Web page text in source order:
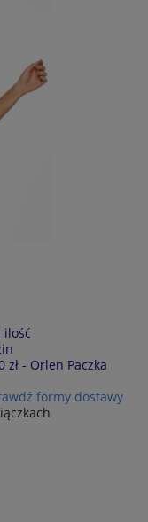
ilość
zł - Orlen Paczka
płatnościformy dostawy